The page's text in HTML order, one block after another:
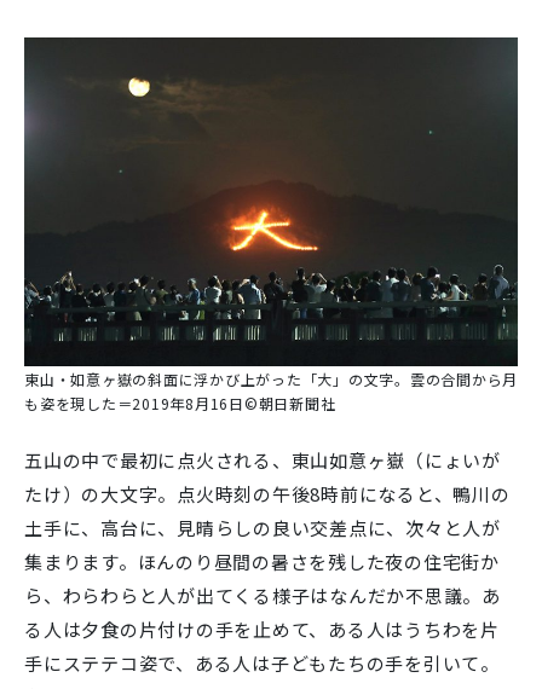
東山・如意ヶ嶽の斜面に浮かび上がった「大」の文字。雲の合間から月
も姿を現した＝2019年8月16日©朝日新聞社
五山の中で最初に点火される、東山如意ヶ嶽（にょいが
たけ）の大文字。点火時刻の午後8時前になると、鴨川の
土手に、高台に、見晴らしの良い交差点に、次々と人が
集まります。ほんのり昼間の暑さを残した夜の住宅街か
ら、わらわらと人が出てくる様子はなんだか不思議。あ
る人は夕食の片付けの手を止めて、ある人はうちわを片
手にステテコ姿で、ある人は子どもたちの手を引いて。